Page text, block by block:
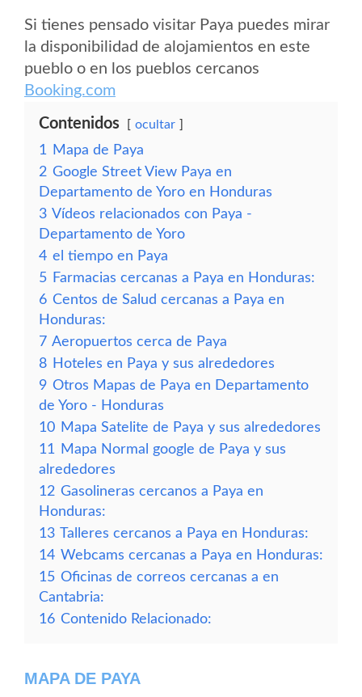
Si tienes pensado visitar Paya puedes mirar
la disponibilidad de alojamientos en este
pueblo o en los pueblos cercanos
Booking.com
Contenidos ocultar
1
Mapa de Paya
2 Google Street View Paya en
Departamento de Yoro en Honduras
3 Vídeos relacionados con Paya -
Departamento de Yoro
4 el tiempo en Paya
5 Farmacias cercanas a Paya en Honduras:
6 Centos de Salud cercanas a Paya en
Honduras:
7 Aeropuertos cerca de Paya
8 Hoteles en Paya y sus alrededores
9 Otros Mapas de Paya en Departamento
de Yoro - Honduras
10 Mapa Satelite de Paya y sus alrededores
11
Mapa Normal google de Paya y sus
alrededores
12 Gasolineras cercanos a Paya en
Honduras:
13 Talleres cercanos a Paya en Honduras:
14 Webcams cercanas a Paya en Honduras:
15 Oficinas de correos cercanas a en
Cantabria:
16 Contenido Relacionado:
MAPA DE PAYA